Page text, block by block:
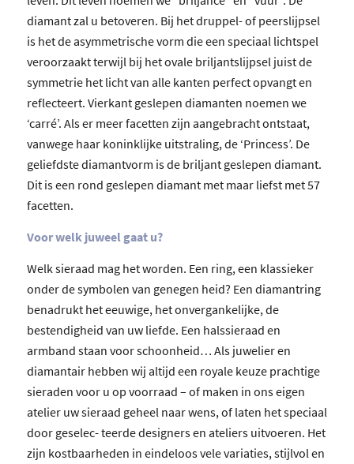
diamant zal u betoveren. Bij het druppel- of peerslijpsel
is het de asymmetrische vorm die een speciaal lichtspel
veroorzaakt terwijl bij het ovale briljantslijpsel juist de
symmetrie het licht van alle kanten perfect opvangt en
reflecteert. Vierkant geslepen diamanten noemen we
‘carré’. Als er meer facetten zijn aangebracht ontstaat,
vanwege haar koninklijke uitstraling, de ‘Princess’. De
geliefdste diamantvorm is de briljant geslepen diamant.
Dit is een rond geslepen diamant met maar liefst met 57
facetten.
Voor welk juweel gaat u?
Welk sieraad mag het worden. Een ring, een klassieker
onder de symbolen van genegen heid? Een diamantring
benadrukt het eeuwige, het onvergankelijke, de
bestendigheid van uw liefde. Een halssieraad en
armband staan voor schoonheid… Als juwelier en
diamantair hebben wij altijd een royale keuze prachtige
sieraden voor u op voorraad – of maken in ons eigen
atelier uw sieraad geheel naar wens, of laten het speciaal
door geselec- teerde designers en ateliers uitvoeren. Het
zijn kostbaarheden in eindeloos vele variaties, stijlvol en